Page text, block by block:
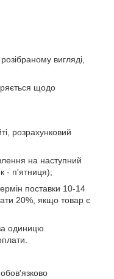
вигляді,
щодо
розрахунковий
на наступний
- п'ятниця);
поставки 10-14
20%, якщо товар є
одиницю